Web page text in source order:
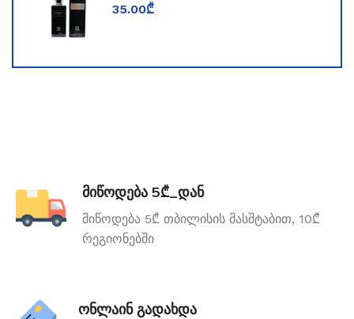
35.00₾
მიწოდება 5₾_დან
მიწოდება 5₾ თბილისის მასშტაბით, 10₾
რეგიონებში
ონლაინ გადახდა